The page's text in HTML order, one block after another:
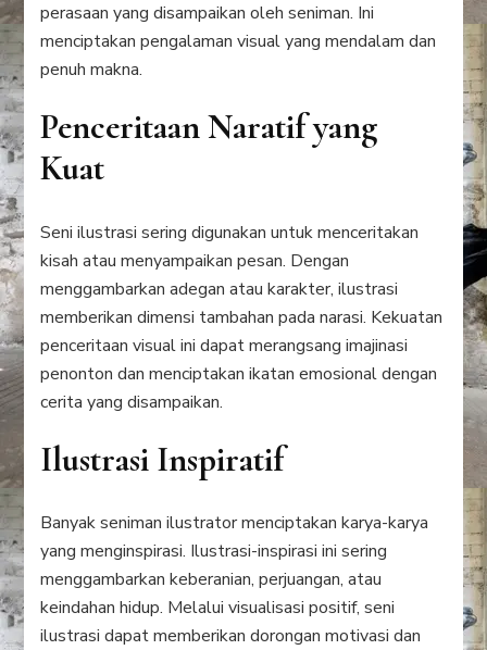
perasaan yang disampaikan oleh seniman. Ini
menciptakan pengalaman visual yang mendalam dan
penuh makna.
Penceritaan Naratif yang
Kuat
Seni ilustrasi sering digunakan untuk menceritakan
kisah atau menyampaikan pesan. Dengan
menggambarkan adegan atau karakter, ilustrasi
memberikan dimensi tambahan pada narasi. Kekuatan
penceritaan visual ini dapat merangsang imajinasi
penonton dan menciptakan ikatan emosional dengan
cerita yang disampaikan.
Ilustrasi Inspiratif
Banyak seniman ilustrator menciptakan karya-karya
yang menginspirasi. Ilustrasi-inspirasi ini sering
menggambarkan keberanian, perjuangan, atau
keindahan hidup. Melalui visualisasi positif, seni
ilustrasi dapat memberikan dorongan motivasi dan